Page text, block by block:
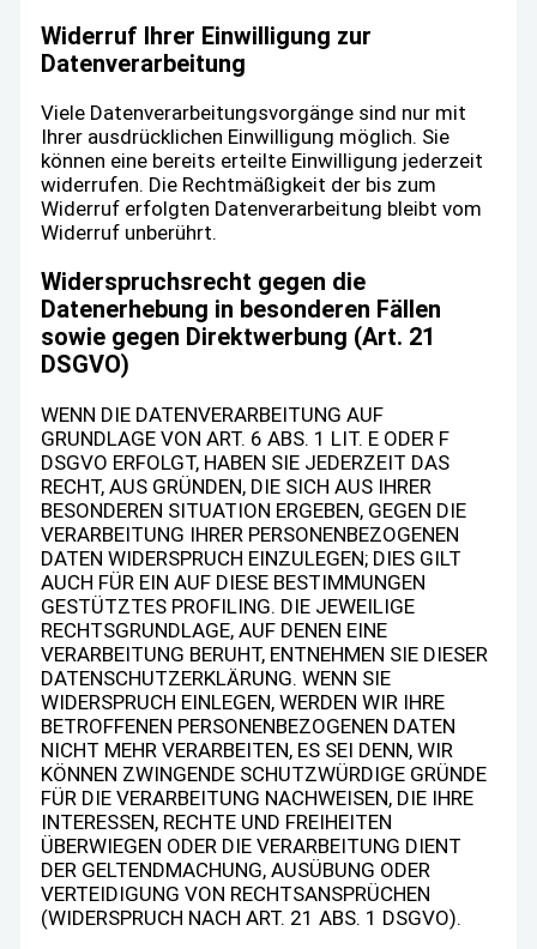
Widerruf Ihrer Einwilligung zur
Datenverarbeitung
Viele Datenverarbeitungsvorgänge sind nur mit
Ihrer ausdrücklichen Einwilligung möglich. Sie
können eine bereits erteilte Einwilligung jederzeit
widerrufen. Die Rechtmäßigkeit der bis zum
Widerruf erfolgten Datenverarbeitung bleibt vom
Widerruf unberührt.
Widerspruchsrecht gegen die
Datenerhebung in besonderen Fällen
sowie gegen Direktwerbung (Art. 21
DSGVO)
WENN DIE DATENVERARBEITUNG AUF
GRUNDLAGE VON ART. 6 ABS. 1 LIT. E ODER F
DSGVO ERFOLGT, HABEN SIE JEDERZEIT DAS
RECHT, AUS GRÜNDEN, DIE SICH AUS IHRER
BESONDEREN SITUATION ERGEBEN, GEGEN DIE
VERARBEITUNG IHRER PERSONENBEZOGENEN
DATEN WIDERSPRUCH EINZULEGEN; DIES GILT
AUCH FÜR EIN AUF DIESE BESTIMMUNGEN
GESTÜTZTES PROFILING. DIE JEWEILIGE
RECHTSGRUNDLAGE, AUF DENEN EINE
VERARBEITUNG BERUHT, ENTNEHMEN SIE DIESER
DATENSCHUTZERKLÄRUNG. WENN SIE
WIDERSPRUCH EINLEGEN, WERDEN WIR IHRE
BETROFFENEN PERSONENBEZOGENEN DATEN
NICHT MEHR VERARBEITEN, ES SEI DENN, WIR
KÖNNEN ZWINGENDE SCHUTZWÜRDIGE GRÜNDE
FÜR DIE VERARBEITUNG NACHWEISEN, DIE IHRE
INTERESSEN, RECHTE UND FREIHEITEN
ÜBERWIEGEN ODER DIE VERARBEITUNG DIENT
DER GELTENDMACHUNG, AUSÜBUNG ODER
VERTEIDIGUNG VON RECHTSANSPRÜCHEN
(WIDERSPRUCH NACH ART. 21 ABS. 1 DSGVO).